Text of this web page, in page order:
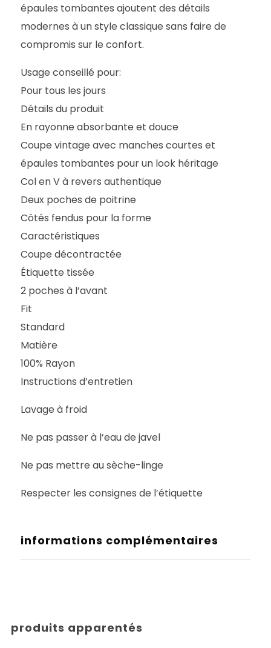
épaules tombantes ajoutent des détails
modernes à un style classique sans faire de
compromis sur le confort.
Usage conseillé pour:
Pour tous les jours
Détails du produit
En rayonne absorbante et douce
Coupe vintage avec manches courtes et
épaules tombantes pour un look héritage
Col en V à revers authentique
Deux poches de poitrine
Côtés fendus pour la forme
Caractéristiques
Coupe décontractée
Étiquette tissée
2 poches à l’avant
Fit
Standard
Matière
100% Rayon
Instructions d’entretien
Lavage à froid
Ne pas passer à l’eau de javel
Ne pas mettre au sèche-linge
Respecter les consignes de l’étiquette
informations complémentaires
produits apparentés